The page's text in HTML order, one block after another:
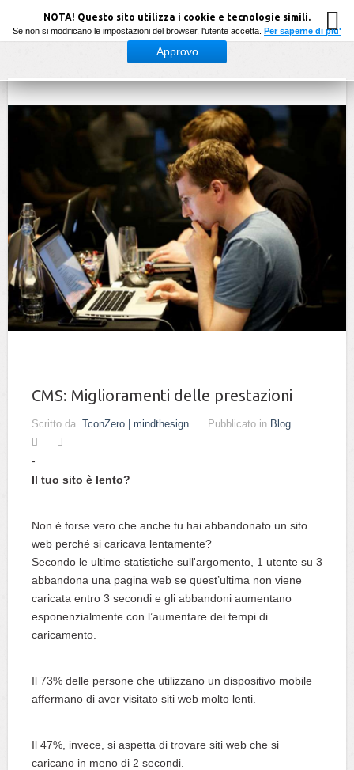
CMS: Miglioramenti delle prestazioni
Scritto da TconZero | mindthesign Pubblicato in Blog
Il tuo sito è lento?
Non è forse vero che anche tu hai abbandonato un sito
web perché si caricava lentamente?
Secondo le ultime statistiche sull'argomento, 1 utente su 3
abbandona una pagina web se quest’ultima non viene
caricata entro 3 secondi e gli abbandoni aumentano
esponenzialmente con l’aumentare dei tempi di
caricamento.
Il 73% delle persone che utilizzano un dispositivo mobile
affermano di aver visitato siti web molto lenti.
Il 47%, invece, si aspetta di trovare siti web che si
caricano in meno di 2 secondi.
NOTA! Questo sito utilizza i cookie e tecnologie simili.
Se non si modificano le impostazioni del browser, l'utente accetta. Per saperne di piu'
Approvo